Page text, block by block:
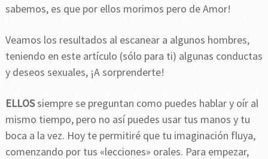
sabemos, es que por ellos morimos pero de Amor!
Veamos los resultados al escanear a algunos hombres,
teniendo en este artículo (sólo para ti) algunas conductas
y deseos sexuales, ¡A sorprenderte!
ELLOSsiempre se preguntan como puedes hablar y oír al
mismo tiempo, pero no así puedes usar tus manos y tu
boca a la vez. Hoy te permitiré que tu imaginación fluya,
comenzando por tus «lecciones» orales. Para empezar,